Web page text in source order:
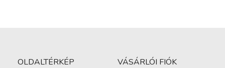
OLDALTÉRKÉP VÁSÁRLÓI FIÓK